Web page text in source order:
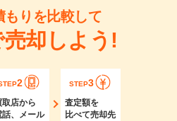
もりを比較して
却しよう!
2
取店から
話、メール
STEP3
査定額を
比べて売却先